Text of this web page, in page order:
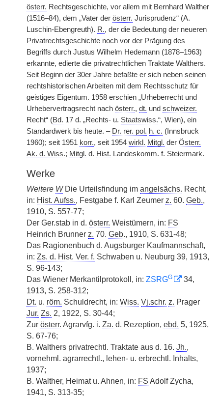
österr. Rechtsgeschichte, vor allem mit Bernhard Walther
(1516–84), dem „Vater der österr. Jurisprudenz“ (A.
Luschin-Ebengreuth). R., der die Bedeutung der neueren
Privatrechtsgeschichte noch vor der Prägung des
Begriffs durch Justus Wilhelm Hedemann (1878–1963)
erkannte, edierte die privatrechtlichen Traktate Walthers.
Seit Beginn der 30er Jahre befaßte er sich neben seinen
rechtshistorischen Arbeiten mit dem Rechtsschutz für
geistiges Eigentum. 1958 erschien „Urheberrecht und
Urhebervertragsrecht nach österr., dt. und schweizer.
Recht“ (Bd. 17 d. „Rechts- u. Staatswiss.“, Wien), ein
Standardwerk bis heute. – Dr. rer. pol. h. c. (Innsbruck
1960); seit 1951 korr., seit 1954 wirkl. Mitgl. der Österr.
Ak. d. Wiss.; Mitgl. d. Hist. Landeskomm. f. Steiermark.
Werke
Weitere WDie Urteilsfindung im angelsächs. Recht,
in: Hist. Aufss., Festgabe f. Karl Zeumer z. 60. Geb.,
1910, S. 557-77;
Der Ger.stab in d. österr. Weistümern, in: FS
Heinrich Brunner z. 70. Geb., 1910, S. 631-48;
Das Ragionenbuch d. Augsburger Kaufmannschaft,
in: Zs. d. Hist. Ver. f. Schwaben u. Neuburg 39, 1913,
S. 96-143;
Das Wiener Merkantilprotokoll, in: ZSRGG
34,
1913, S. 258-312;
Dt. u. röm. Schuldrecht, in: Wiss. Vj.schr. z. Prager
Jur. Zs. 2, 1922, S. 30-44;
Zur österr. Agrarvfg. i. Za. d. Rezeption, ebd. 5, 1925,
S. 67-76;
B. Walthers privatrechtl. Traktate aus d. 16. Jh.,
vornehml. agrarrechtl., lehen- u. erbrechtl. Inhalts,
1937;
B. Walther, Heimat u. Ahnen, in: FS Adolf Zycha,
1941, S. 313-35;